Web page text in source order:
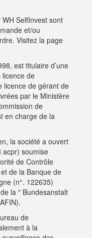
SelfInvest sont
et/ou
Visitez la page
est titulaire d’une
licence de
licence de gérant de
par le Ministère
de
en charge de la
la société a ouvert
acpr) soumise
de Contrôle
de la Banque de
(n°. 122635)
la " Bundesanstalt
de
à la